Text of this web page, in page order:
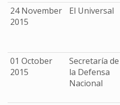
24 November
2015
El Universal
01 October
2015
Secretaría de
la Defensa
Nacional